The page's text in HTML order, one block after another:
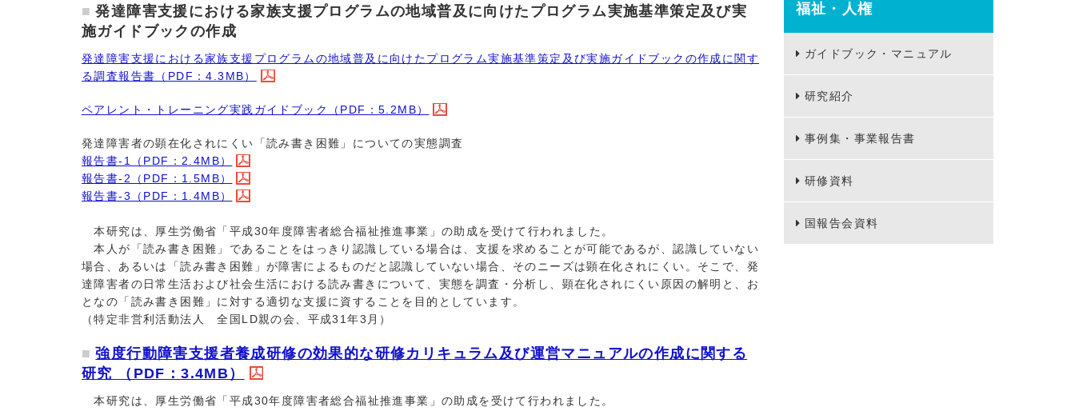
発達障害支援における家族支援プログラムの地域普及に向けたプログラム実施基準策定及び実
施ガイドブックの作成
発達障害支援における家族支援プログラムの地域普及に向けたプログラム実施基準策定及び実施ガイドブックの作成に関す
る調査報告書（PDF：4.3MB）
ペアレント・トレーニング実践ガイドブック（PDF：5.2MB）
発達障害者の顕在化されにくい「読み書き困難」についての実態調査
報告書-1（PDF：2.4MB）
報告書-2（PDF：1.5MB）
報告書-3（PDF：1.4MB）
本研究は、厚生労働省「平成30年度障害者総合福祉推進事業」の助成を受けて行われました。
本人が「読み書き困難」であることをはっきり認識している場合は、支援を求めることが可能であるが、認識していない
場合、あるいは「読み書き困難」が障害によるものだと認識していない場合、そのニーズは顕在化されにくい。そこで、発
達障害者の日常生活および社会生活における読み書きについて、実態を調査・分析し、顕在化されにくい原因の解明と、お
となの「読み書き困難」に対する適切な支援に資することを目的としています。
（特定非営利活動法人 全国LD親の会、平成31年3月）
強度行動障害支援者養成研修の効果的な研修カリキュラム及び運営マニュアルの作成に関する
研究 （PDF：3.4MB）
本研究は、厚生労働省「平成30年度障害者総合福祉推進事業」の助成を受けて行われました。
福祉・人権
ガイドブック・マニュアル
研究紹介
事例集・事業報告書
研修資料
国報告会資料